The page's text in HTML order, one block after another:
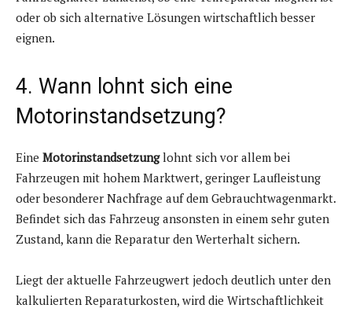
oder ob sich alternative Lösungen wirtschaftlich besser
eignen.
4. Wann lohnt sich eine
Motorinstandsetzung?
Eine Motorinstandsetzunglohnt sich vor allem bei
Fahrzeugen mit hohem Marktwert, geringer Laufleistung
oder besonderer Nachfrage auf dem Gebrauchtwagenmarkt.
Befindet sich das Fahrzeug ansonsten in einem sehr guten
Zustand, kann die Reparatur den Werterhalt sichern.
Liegt der aktuelle Fahrzeugwert jedoch deutlich unter den
kalkulierten Reparaturkosten, wird die Wirtschaftlichkeit